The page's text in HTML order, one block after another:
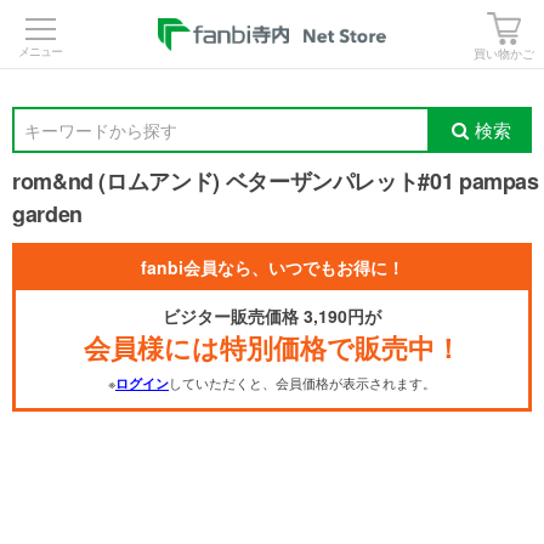
買い物かご
キーワードから探す 検索
rom&nd (ロムアンド) ベターザンパレット#01 pampas
garden
fanbi会員なら、いつでもお得に！
ビジター販売価格 3,190円が
会員様には特別価格で販売中！
※ログインしていただくと、会員価格が表示されます。